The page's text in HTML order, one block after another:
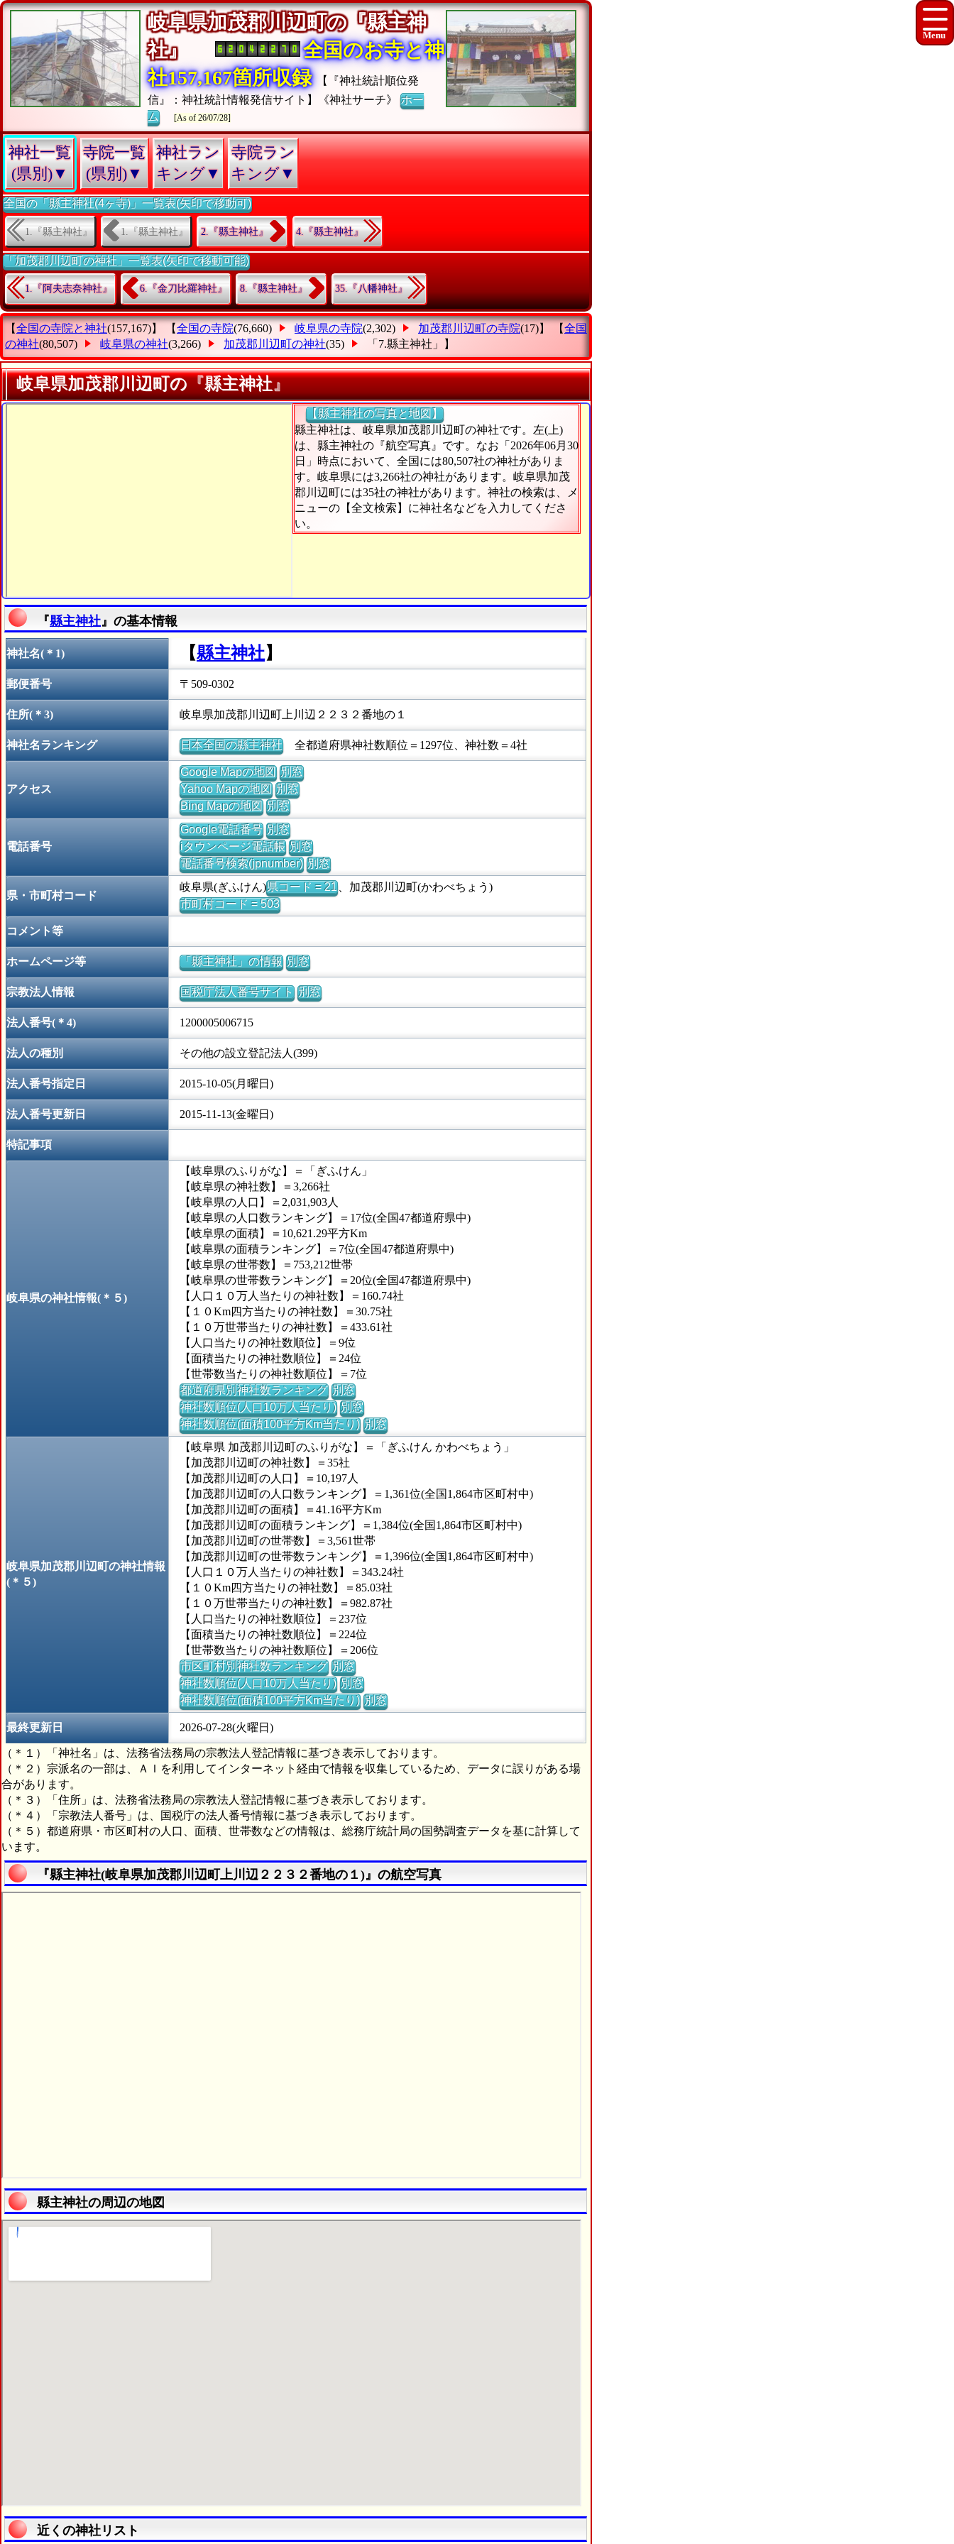
岐阜県加茂郡川辺町の『縣主神
社』
全国のお寺と神
社157,167箇所収録
【『神社統計順位発
信』：神社統計情報発信サイト】《神社サーチ》ホー
ム
[As of 26/07/28]
神社一覧
(県別)▼
寺院一覧
(県別)▼
神社ラン
キング▼
寺院ラン
キング▼
全国の「縣主神社(4ヶ寺)」一覧表(矢印で移動可)
1.『縣主神社』 1.『縣主神社』 2.『縣主神社』 4.『縣主神社』
「加茂郡川辺町の神社」一覧表(矢印で移動可能)
1.『阿夫志奈神社』 6.『金刀比羅神社』 8.『縣主神社』 35.『八幡神社』
【全国の寺院と神社(157,167)】 【全国の寺院(76,660) 岐阜県の寺院(2,302) 加茂郡川辺町の寺院(17)】 【全国
の神社(80,507) 岐阜県の神社(3,266) 加茂郡川辺町の神社(35) 「7.縣主神社」 】
岐阜県加茂郡川辺町の『縣主神社』
【縣主神社の写真と地図】
縣主神社は、岐阜県加茂郡川辺町の神社です。左(上)
は、縣主神社の『航空写真』です。なお「2026年06月30
日」時点において、全国には80,507社の神社がありま
す。岐阜県には3,266社の神社があります。岐阜県加茂
郡川辺町には35社の神社があります。神社の検索は、メ
ニューの【全文検索】に神社名などを入力してくださ
い。
『縣主神社 』の基本情報
神社名(＊1) 【縣主神社】
郵便番号 〒509-0302
住所(＊3) 岐阜県加茂郡川辺町上川辺２２３２番地の１
神社名ランキング 日本全国の縣主神社全都道府県神社数順位＝1297位、神社数＝4社
アクセス
Google Mapの地図 別窓
Yahoo Mapの地図 別窓
Bing Mapの地図 別窓
電話番号
Google電話番号 別窓
iタウンページ電話帳 別窓
電話番号検索(jpnumber) 別窓
県・市町村コード
岐阜県(ぎふけん)県コード = 21、加茂郡川辺町(かわべちょう)
市町村コード = 503
コメント等
ホームページ等 「縣主神社」の情報 別窓
宗教法人情報 国税庁法人番号サイト 別窓
法人番号(＊4) 1200005006715
法人の種別 その他の設立登記法人(399)
法人番号指定日 2015-10-05(月曜日)
法人番号更新日 2015-11-13(金曜日)
特記事項
岐阜県の神社情報(＊５)
【岐阜県のふりがな】＝「ぎふけん」
【岐阜県の神社数】＝3,266社
【岐阜県の人口】＝2,031,903人
【岐阜県の人口数ランキング】＝17位(全国47都道府県中)
【岐阜県の面積】＝10,621.29平方Km
【岐阜県の面積ランキング】＝7位(全国47都道府県中)
【岐阜県の世帯数】＝753,212世帯
【岐阜県の世帯数ランキング】＝20位(全国47都道府県中)
【人口１０万人当たりの神社数】＝160.74社
【１０Km四方当たりの神社数】＝30.75社
【１０万世帯当たりの神社数】＝433.61社
【人口当たりの神社数順位】＝9位
【面積当たりの神社数順位】＝24位
【世帯数当たりの神社数順位】＝7位
都道府県別神社数ランキング 別窓
神社数順位(人口10万人当たり) 別窓
神社数順位(面積100平方Km当たり) 別窓
岐阜県加茂郡川辺町の神社情報
(＊５)
【岐阜県 加茂郡川辺町のふりがな】＝「ぎふけん かわべちょう」
【加茂郡川辺町の神社数】＝35社
【加茂郡川辺町の人口】＝10,197人
【加茂郡川辺町の人口数ランキング】＝1,361位(全国1,864市区町村中)
【加茂郡川辺町の面積】＝41.16平方Km
【加茂郡川辺町の面積ランキング】＝1,384位(全国1,864市区町村中)
【加茂郡川辺町の世帯数】＝3,561世帯
【加茂郡川辺町の世帯数ランキング】＝1,396位(全国1,864市区町村中)
【人口１０万人当たりの神社数】＝343.24社
【１０Km四方当たりの神社数】＝85.03社
【１０万世帯当たりの神社数】＝982.87社
【人口当たりの神社数順位】＝237位
【面積当たりの神社数順位】＝224位
【世帯数当たりの神社数順位】＝206位
市区町村別神社数ランキング 別窓
神社数順位(人口10万人当たり) 別窓
神社数順位(面積100平方Km当たり) 別窓
最終更新日 2026-07-28(火曜日)
（＊１）「神社名」は、法務省法務局の宗教法人登記情報に基づき表示しております。
（＊２）宗派名の一部は、ＡＩを利用してインターネット経由で情報を収集しているため、データに誤りがある場
合があります。
（＊３）「住所」は、法務省法務局の宗教法人登記情報に基づき表示しております。
（＊４）「宗教法人番号」は、国税庁の法人番号情報に基づき表示しております。
（＊５）都道府県・市区町村の人口、面積、世帯数などの情報は、総務庁統計局の国勢調査データを基に計算して
います。
『縣主神社(岐阜県加茂郡川辺町上川辺２２３２番地の１)』の航空写真
縣主神社の周辺の地図
近くの神社リスト